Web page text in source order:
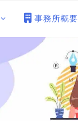
事務所概要